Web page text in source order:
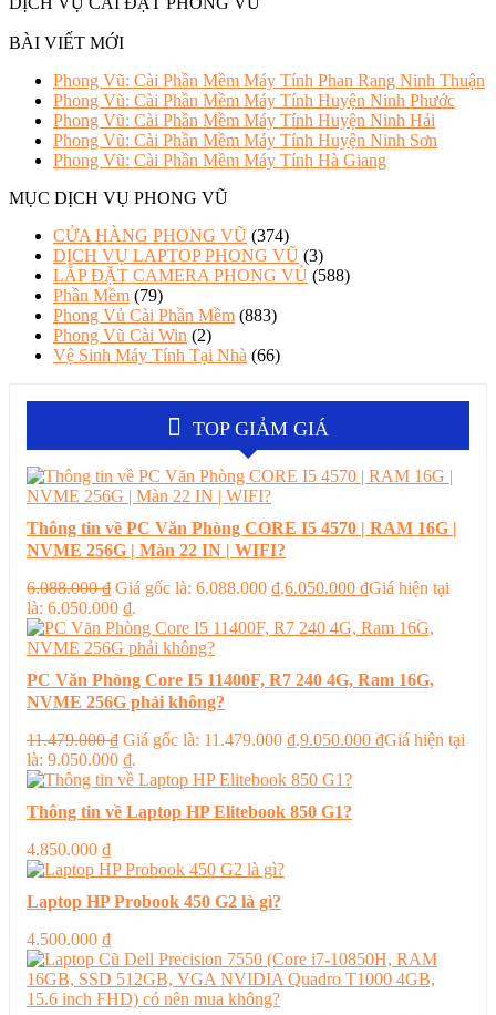
BÀI VIẾT MỚI
Phong Vũ: Cài Phần Mềm Máy Tính Phan Rang Ninh Thuận
Phong Vũ: Cài Phần Mềm Máy Tính Huyện Ninh Phước
Phong Vũ: Cài Phần Mềm Máy Tính Huyện Ninh Hải
Phong Vũ: Cài Phần Mềm Máy Tính Huyện Ninh Sơn
Phong Vũ: Cài Phần Mềm Máy Tính Hà Giang
MỤC DỊCH VỤ PHONG VŨ
CỬA HÀNG PHONG VŨ (374)
DỊCH VỤ LAPTOP PHONG VŨ (3)
LẮP ĐẶT CAMERA PHONG VỦ (588)
Phần Mềm (79)
Phong Vủ Cài Phần Mềm (883)
Phong Vũ Cài Win (2)
Vệ Sinh Máy Tính Tại Nhà (66)
TOP GIẢM GIÁ
Thông tin về PC Văn Phòng CORE I5 4570 | RAM 16G |
NVME 256G | Màn 22 IN | WIFI?
6.088.000₫ Giá gốc là: 6.088.000 ₫.6.050.000 ₫Giá hiện tại
là: 6.050.000 ₫.
PC Văn Phòng Core I5 11400F, R7 240 4G, Ram 16G,
NVME 256G phải không?
11.479.000₫ Giá gốc là: 11.479.000 ₫.9.050.000 ₫Giá hiện tại
là: 9.050.000 ₫.
Thông tin về Laptop HP Elitebook 850 G1?
4.850.000 ₫
Laptop HP Probook 450 G2 là gì?
4.500.000 ₫